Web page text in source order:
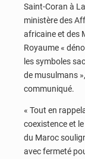
Saint-Coran à
ministère des
africaine et des
Royaume «
les symboles
de musulmans
communiqué.
« Tout en
coexistence et
du Maroc
avec fermeté